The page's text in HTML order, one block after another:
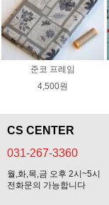
준코 프레임
4,500원
CS CENTER
031-267-3360
월,화,목,금 오후 2시~5시
전화문의 가능합니다